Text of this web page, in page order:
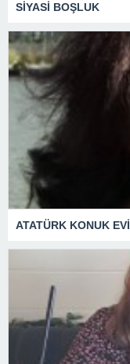
SİYASİ BOŞLUK
ATATÜRK KONUK EVİ